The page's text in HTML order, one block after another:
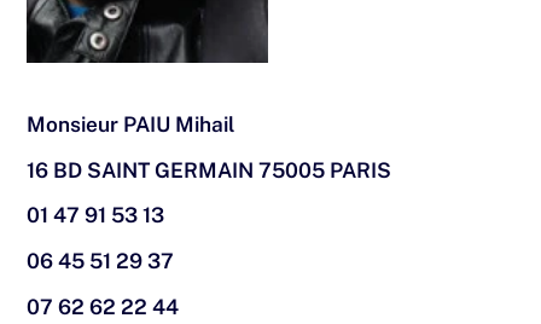
Monsieur PAIU Mihail
16 BD SAINT GERMAIN 75005 PARIS
01 47 91 53 13
06 45 51 29 37
07 62 62 22 44